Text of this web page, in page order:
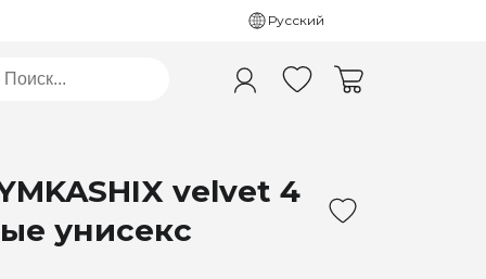
Русский
velvet 4
унисекс